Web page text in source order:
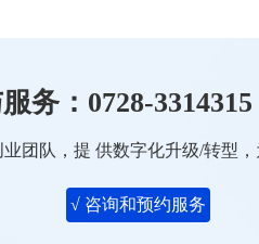
务：0728-3314315
团队，提 供数字化升级/转型
√ 咨询和预约服务